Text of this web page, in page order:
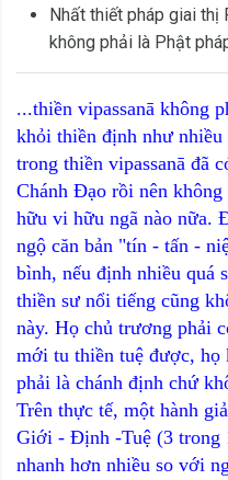
Nhất thiết pháp giai thị
không phải là Phật
...thiền vipassanā không
khỏi thiền định như
trong thiền vipassanā đã
Chánh Đạo rồi nên
hữu vi hữu ngã nào nữa.
ngộ căn bản "tín - tấn -
bình, nếu định nhiều quá
thiền sư nổi tiếng cũng
này. Họ chủ trương phải
mới tu thiền tuệ được, họ
phải là chánh định chứ
Trên thực tế, một hành
Giới - Định -Tuệ (3 trong
nhanh hơn nhiều so với